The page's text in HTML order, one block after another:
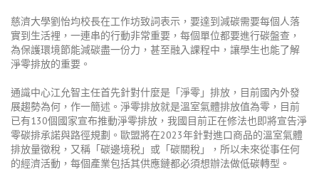
慈濟大學劉怡均校長在工作坊致詞表示，要達到減碳需要每個人落
實到生活裡，一連串的行動非常重要，每個單位都要進行碳盤查，
為保護環境節能減碳盡一份力，甚至融入課程中，讓學生也能了解
淨零排放的重要。
通識中心江允智主任首先針對什麼是「淨零」排放，目前國內外發
展趨勢為何，作一簡述。淨零排放就是溫室氣體排放值為零，目前
已有130個國家宣布推動淨零排放，我國目前正在修法也即將宣告淨
零碳排承諾與路徑規劃。歐盟將在2023年針對進口商品的溫室氣體
排放量徵稅，又稱「碳邊境税」或「碳關稅」，所以未來從事任何
的經濟活動，每個產業包括其供應鏈都必須想辦法做低碳轉型。